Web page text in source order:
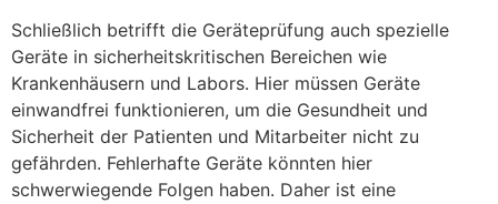
Schließlich betrifft die Geräteprüfung auch spezielle
Geräte in sicherheitskritischen Bereichen wie
Krankenhäusern und Labors. Hier müssen Geräte
einwandfrei funktionieren, um die Gesundheit und
Sicherheit der Patienten und Mitarbeiter nicht zu
gefährden. Fehlerhafte Geräte könnten hier
schwerwiegende Folgen haben. Daher ist eine